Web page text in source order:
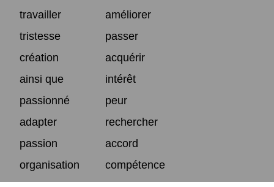
travailler
améliorer
tristesse
passer
création
acquérir
ainsi que
intérêt
passionné
peur
adapter
rechercher
passion
accord
organisation
compétence